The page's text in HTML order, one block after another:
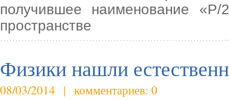
получившее наименование «P/
пространстве
Физики нашли
08/03/2014 | комментариев: 0